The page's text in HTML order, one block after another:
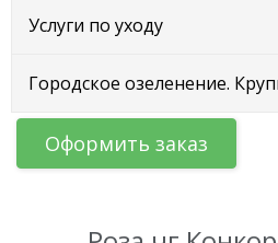
Услуги по уходу
Городское озеленение.
Оформить заказ